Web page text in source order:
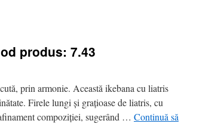
produs: 7.43
prin armonie. Această ikebana cu liatris
Firele lungi și grațioase de liatris, cu
compoziției, sugerând … Continuă să